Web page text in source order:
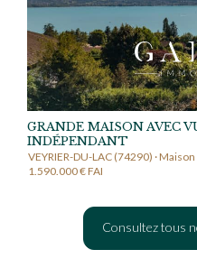
GRANDE MAISON AVEC
INDÉPENDANT
VEYRIER-DU-LAC (74290) · Maison
1.590.000 € FAI
Consultez tous